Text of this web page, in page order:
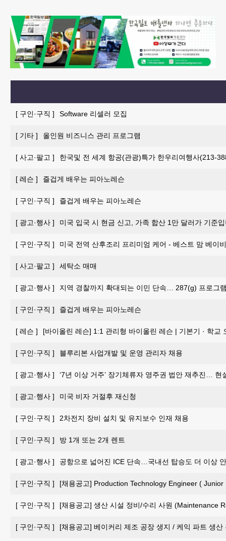
[ 구인·구직 ] Software 리셀러 모집
[ 기타 ] 올인원 비즈니스 관리 프로그램
[ 사고·팔고 ] 한국및 전 세계 항공(관광)특가 한우리여행사(213-
[ 레슨 ] 즐겁게 배우는 피아노레슨
[ 구인·구직 ] 즐겁게 배우는 피아노레슨
[ 광고·행사 ] 미국 입국 시 현금 신고, 가족 합산 1만 달러가 기준
[ 구인·구직 ] 미국 전역 산후조리 프리미엄 케어 - 베스트 맘 베이
[ 사고·팔고 ] 세탁소 매매
[ 광고·행사 ] 지역 경찰까지 확대되는 이민 단속… 287(g) 프로그
[ 구인·구직 ] 즐겁게 배우는 피아노레슨
[ 레슨 ] [바이올린 레슨] 1:1 관리형 바이올린 레슨 | 기본기 · 학
[ 구인·구직 ] 블루리본 사업개발 및 운영 관리자 채용
[ 광고·행사 ] ‘7년 이상 거주’ 장기체류자 영주권 법안 재추진… 현
[ 광고·행사 ] 미국 비자 거절후 재신청
[ 구인·구직 ] 2차전지 장비 설치 및 유지보수 인재 채용
[ 구인·구직 ] 방 1개 또는 2개 렌트
[ 광고·행사 ] 공항으로 넓어진 ICE 단속…국내선 탑승도 더 이상
[ 구인·구직 ] [채용공고] Production Technology Engineer (
[ 구인·구직 ] [채용공고] 생산 시설 정비/수리 사원 (Maintenance
[ 구인·구직 ] [채용공고] 베이커리 제조 공장 생지 / 케익 파트 생